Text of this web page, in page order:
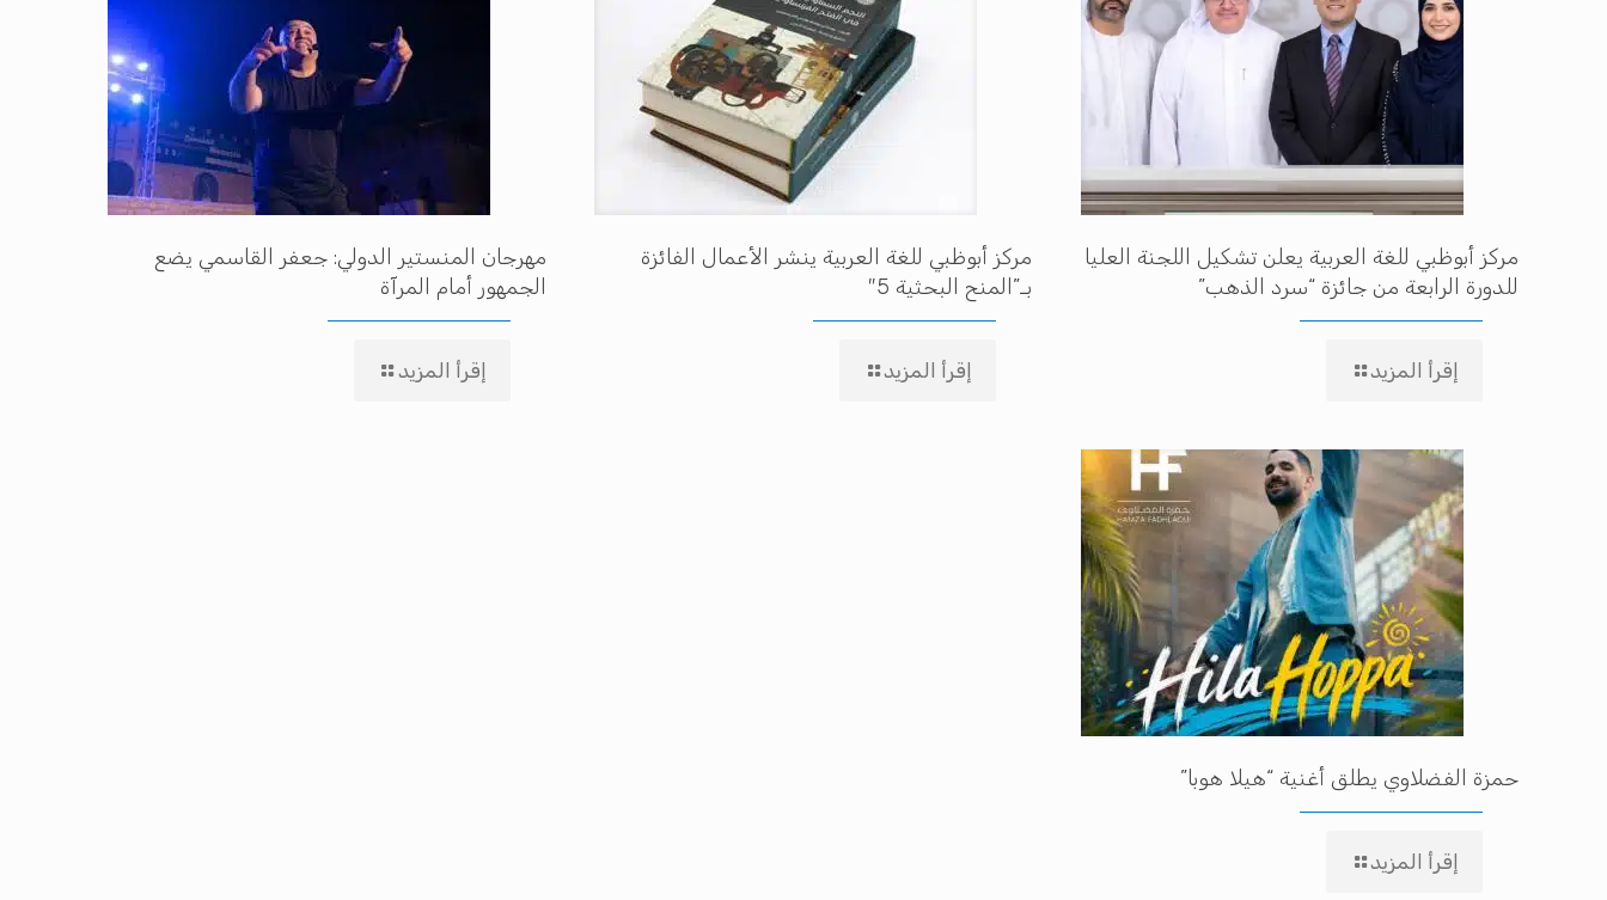
مركز أبوظبي للغة العربية يعلن تشكيل اللجنة العليا
للدورة الرابعة من جائزة “سرد الذهب”
إقرأ المزيد
مركز أبوظبي للغة العربية ينشر الأعمال الفائزة
بـ”المنح البحثية 5″
إقرأ المزيد
مهرجان المنستير الدولي: جعفر القاسمي يضع
الجمهور أمام المرآة
إقرأ المزيد
حمزة الفضلاوي يطلق أغنية “هيلا هوبا”
إقرأ المزيد